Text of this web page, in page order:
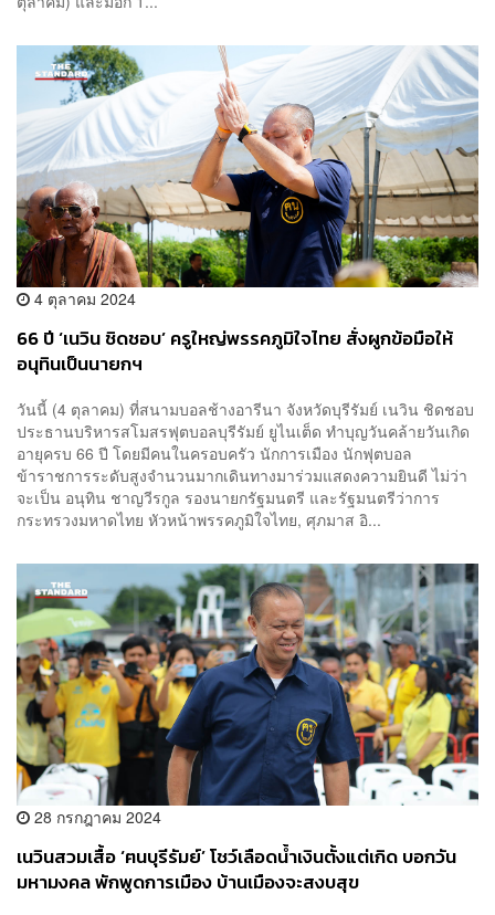
4 ตุลาคม 2024
66 ปี ‘เนวิน ชิดชอบ’ ครูใหญ่พรรคภูมิใจไทย สั่งผูกข้อมือให้
อนุทินเป็นนายกฯ
วันนี้ (4 ตุลาคม) ที่สนามบอลช้างอารีนา จังหวัดบุรีรัมย์ เนวิน ชิดชอบ
ประธานบริหารสโมสรฟุตบอลบุรีรัมย์ ยูไนเต็ด ทำบุญวันคล้ายวันเกิด
อายุครบ 66 ปี โดยมีคนในครอบครัว นักการเมือง นักฟุตบอล
ข้าราชการระดับสูงจำนวนมากเดินทางมาร่วมแสดงความยินดี ไม่ว่า
จะเป็น อนุทิน ชาญวีรกูล รองนายกรัฐมนตรี และ​รัฐมนตรี​ว่าการ​
กระทรวง​มหาดไทย หัวหน้าพรรคภูมิใจไทย, ศุภมาส อิ...
28 กรกฎาคม 2024
เนวินสวมเสื้อ ‘ฅนบุรีรัมย์’ โชว์เลือดน้ำเงินตั้งแต่เกิด บอกวัน
มหามงคล พักพูดการเมือง บ้านเมืองจะสงบสุข